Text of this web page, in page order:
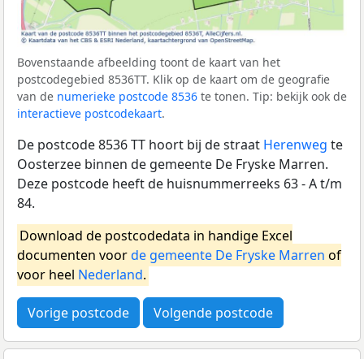
Bovenstaande afbeelding toont de kaart van het
postcodegebied 8536TT. Klik op de kaart om de geografie
van de numerieke postcode 8536 te tonen. Tip: bekijk ook de
interactieve postcodekaart.
De postcode 8536 TT hoort bij de straat Herenweg te
Oosterzee binnen de gemeente De Fryske Marren.
Deze postcode heeft de huisnummerreeks 63 - A t/m
84.
Download de postcodedata in handige Excel
documenten voorde gemeente De Fryske Marren of
voor heel Nederland.
Vorige postcode Volgende postcode